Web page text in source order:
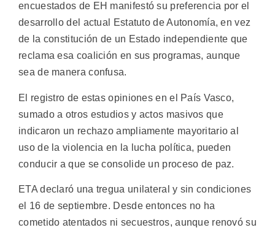
encuestados de EH manifestó su preferencia por el
desarrollo del actual Estatuto de Autonomía, en vez
de la constitución de un Estado independiente que
reclama esa coalición en sus programas, aunque
sea de manera confusa.
El registro de estas opiniones en el País Vasco,
sumado a otros estudios y actos masivos que
indicaron un rechazo ampliamente mayoritario al
uso de la violencia en la lucha política, pueden
conducir a que se consolide un proceso de paz.
ETA declaró una tregua unilateral y sin condiciones
el 16 de septiembre. Desde entonces no ha
cometido atentados ni secuestros, aunque renovó su